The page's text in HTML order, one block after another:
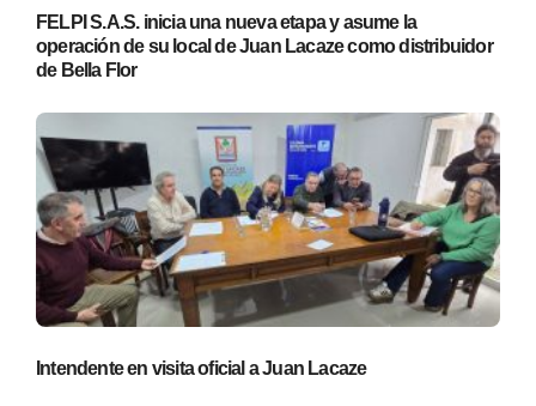
FELPI S.A.S. inicia una nueva etapa y asume la
operación de su local de Juan Lacaze como distribuidor
de Bella Flor
Intendente en visita oficial a Juan Lacaze